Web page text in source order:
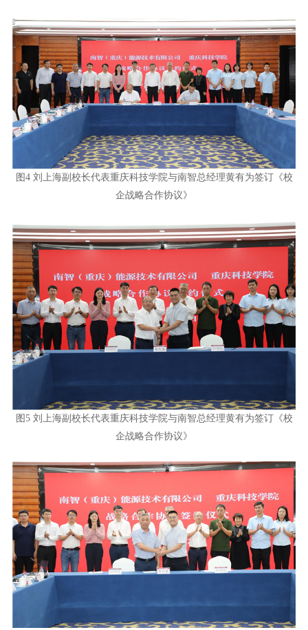
图4 刘上海副校长代表重庆科技学院与南智总经理黄有为签订《校
企战略合作协议》
图5 刘上海副校长代表重庆科技学院与南智总经理黄有为签订《校
企战略合作协议》